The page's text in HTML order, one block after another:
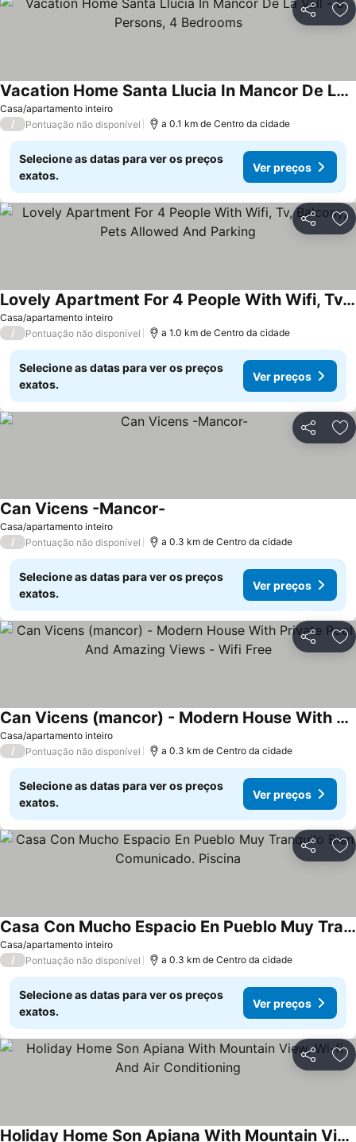
Partilhar
Casa/apartamento inteiro
Vacation Home Santa Llucia In Mancor De La Vall - 8 Persons, 4 Bedrooms
/ Pontuação não disponível a 0.1 km de Centro da cidade
Selecione as datas para ver os preços
exatos.
Ver preços
Partilhar
Casa/apartamento inteiro
Lovely Apartment For 4 People With Wifi, Tv, Balcony, Pets Allowed And Parking
/ Pontuação não disponível a 1.0 km de Centro da cidade
Selecione as datas para ver os preços
exatos.
Ver preços
Partilhar
Casa/apartamento inteiro
Can Vicens -Mancor-
/ Pontuação não disponível a 0.3 km de Centro da cidade
Selecione as datas para ver os preços
exatos.
Ver preços
Partilhar
Casa/apartamento inteiro
Can Vicens (mancor) - Modern House With Private Pool And Amazing Views - Wifi Free
/ Pontuação não disponível a 0.3 km de Centro da cidade
Selecione as datas para ver os preços
exatos.
Ver preços
Partilhar
Casa/apartamento inteiro
Casa Con Mucho Espacio En Pueblo Muy Tranquilo Bien Comunicado. Piscina
/ Pontuação não disponível a 0.3 km de Centro da cidade
Selecione as datas para ver os preços
exatos.
Ver preços
Partilhar
Holiday Home Son Apiana With Mountain View, Wi-fi And Air Conditioning